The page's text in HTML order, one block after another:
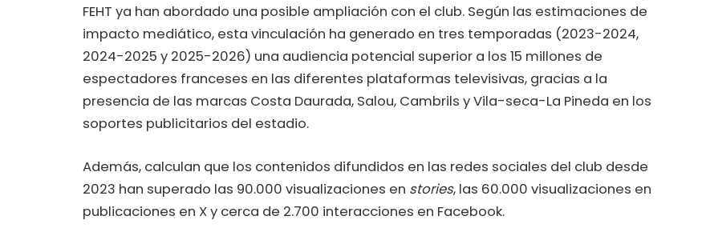
FEHT ya han abordado una posible ampliación con el club. Según las estimaciones de
impacto mediático, esta vinculación ha generado en tres temporadas (2023-2024,
2024-2025 y 2025-2026) una audiencia potencial superior a los 15 millones de
espectadores franceses en las diferentes plataformas televisivas, gracias a la
presencia de las marcas Costa Daurada, Salou, Cambrils y Vila-seca-La Pineda en los
soportes publicitarios del estadio.
Además, calculan que los contenidos difundidos en las redes sociales del club desde
2023 han superado las 90.000 visualizaciones en stories, las 60.000 visualizaciones en
publicaciones en X y cerca de 2.700 interacciones en Facebook.